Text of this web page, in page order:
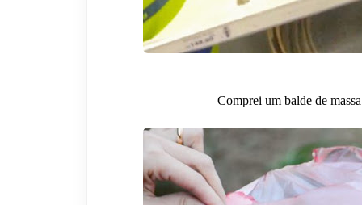
Comprei um balde de